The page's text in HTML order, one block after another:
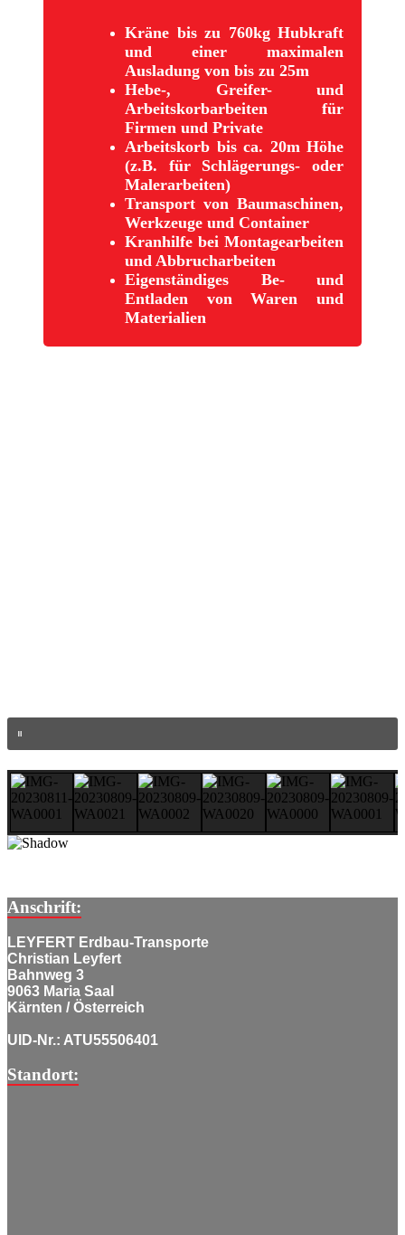
Kräne bis zu 760kg Hubkraft
und einer maximalen
Ausladung von bis zu 25m
Hebe-, Greifer- und
Arbeitskorbarbeiten für
Firmen und Private
Arbeitskorb bis ca. 20m Höhe
(z.B. für Schlägerungs- oder
Malerarbeiten)
Transport von Baumaschinen,
Werkzeuge und Container
Kranhilfe bei Montagearbeiten
und Abbrucharbeiten
Eigenständiges Be- und
Entladen von Waren und
Materialien
Anschrift:
LEYFERT Erdbau-Transporte
Christian Leyfert
Bahnweg 3
9063 Maria Saal
Kärnten / Österreich
UID-Nr.: ATU55506401
Standort: